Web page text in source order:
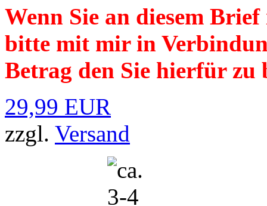
Wenn Sie an diesem
bitte mit mir in
Betrag den Sie hierfür zu
29,99 EUR
zzgl. Versand